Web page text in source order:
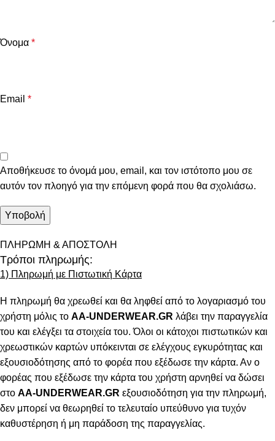
Όνομα *
Email *
Αποθήκευσε το όνομά μου, email, και τον ιστότοπο μου σε
αυτόν τον πλοηγό για την επόμενη φορά που θα σχολιάσω.
ΠΛΗΡΩΜΗ & ΑΠΟΣΤΟΛΗ
Τρόποι πληρωμής:
1) Πληρωμή με Πιστωτική Κάρτα
Η πληρωμή θα χρεωθεί και θα ληφθεί από το λογαριασμό του
χρήστη μόλις το AA-UNDERWEAR.GR λάβει την παραγγελία
του και ελέγξει τα στοιχεία του. Όλοι οι κάτοχοι πιστωτικών και
χρεωστικών καρτών υπόκεινται σε ελέγχους εγκυρότητας και
εξουσιοδότησης από το φορέα που εξέδωσε την κάρτα. Αν ο
φορέας που εξέδωσε την κάρτα του χρήστη αρνηθεί να δώσει
στο AA-UNDERWEAR.GR εξουσιοδότηση για την πληρωμή,
δεν μπορεί να θεωρηθεί το τελευταίο υπεύθυνο για τυχόν
καθυστέρηση ή μη παράδοση της παραγγελίας.